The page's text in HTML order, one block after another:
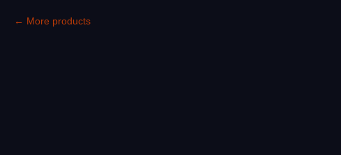
More products